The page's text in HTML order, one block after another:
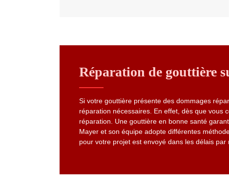
Réparation de gouttière
Si votre gouttière présente des dommages
réparation nécessaires. En effet, dès que vous
réparation. Une gouttière en bonne santé
Mayer et son équipe adopte différentes
pour votre projet est envoyé dans les délais par